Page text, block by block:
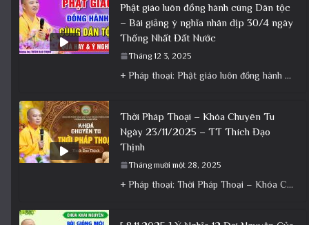
Phật giáo luôn đồng hành cùng Dân tộc
– Bài giảng ý nghĩa nhân dịp 30/4 ngày
Thống Nhất Đất Nước
Tháng 12 3, 2025
+ Pháp thoại: Phật giáo luôn đồng hành cùng Dân tộc – Bài giảng ý nghĩa nhân dịp 30/4 ngày
Thời Pháp Thoại – Khóa Chuyên Tu
Ngày 23/11/2025 – TT Thích Đạo
Thịnh
Tháng mười một 28, 2025
+ Pháp thoại: Thời Pháp Thoại – Khóa Chuyên Tu Ngày 23/11/2025 – TT Thích Đạo Thịnh + Album: Pháp